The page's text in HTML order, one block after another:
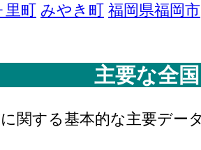
里町 みやき町 福岡県福岡市
主要な全
関する基本的な主要デ